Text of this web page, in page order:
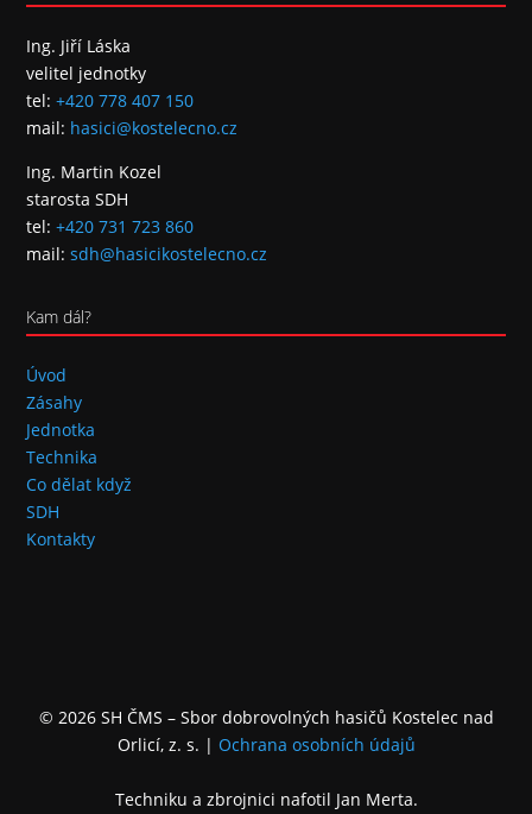
Ing. Jiří Láska
velitel jednotky
tel:+420 778 407 150
mail: hasici@kostelecno.cz
Ing. Martin Kozel
starosta SDH
tel:+420 731 723 860
mail:sdh@hasicikostelecno.cz
Kam dál?
Úvod
Zásahy
Jednotka
Technika
Co dělat když
SDH
Kontakty
© 2026 SH ČMS – Sbor dobrovolných hasičů Kostelec nad
Orlicí, z. s. | Ochrana osobních údajů
Techniku a zbrojnici nafotil Jan Merta.